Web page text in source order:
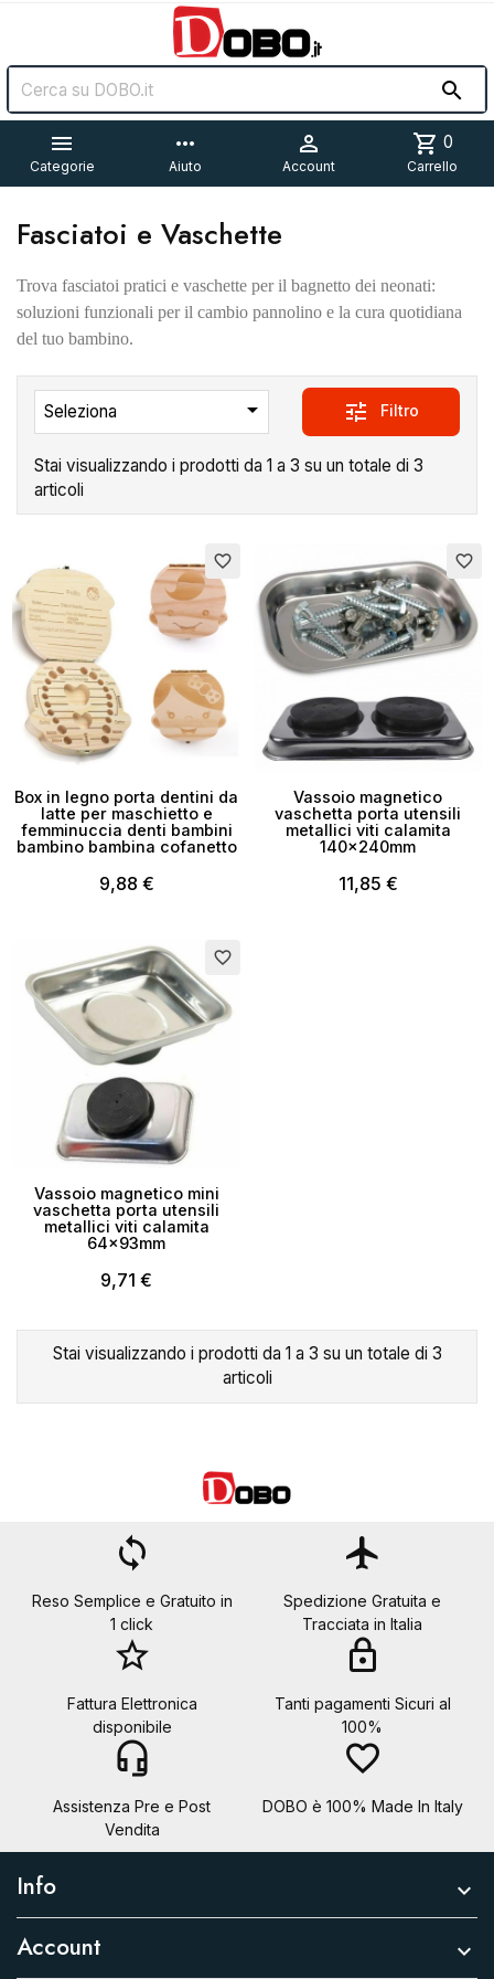


Categorie
more_horiz
Aiuto

Account
shopping_cart 0
Carrello
Fasciatoi e Vaschette
Trova fasciatoi pratici e vaschette per il bagnetto dei neonati:
soluzioni funzionali per il cambio pannolino e la cura quotidiana
del tuo bambino.
Seleziona  tune Filtro
Stai visualizzando i prodotti da 1 a 3 su un totale di 3
articoli
favorite_border
Box in legno porta dentini da
latte per maschietto e
femminuccia denti bambini
bambino bambina cofanetto
9,88 €
favorite_border
Vassoio magnetico
vaschetta porta utensili
metallici viti calamita
140x240mm
11,85 €
favorite_border
Vassoio magnetico mini
vaschetta porta utensili
metallici viti calamita
64x93mm
9,71 €
Stai visualizzando i prodotti da 1 a 3 su un totale di 3
articoli
loop
Reso Semplice e Gratuito in
1 click
flight
Spedizione Gratuita e
Tracciata in Italia
star_border
Fattura Elettronica
disponibile
lock
Tanti pagamenti Sicuri al
100%
headset_mic
Assistenza Pre e Post
Vendita
favorite_border
DOBO è 100% Made In Italy
Info 
Account 
Crea lista dei desideri